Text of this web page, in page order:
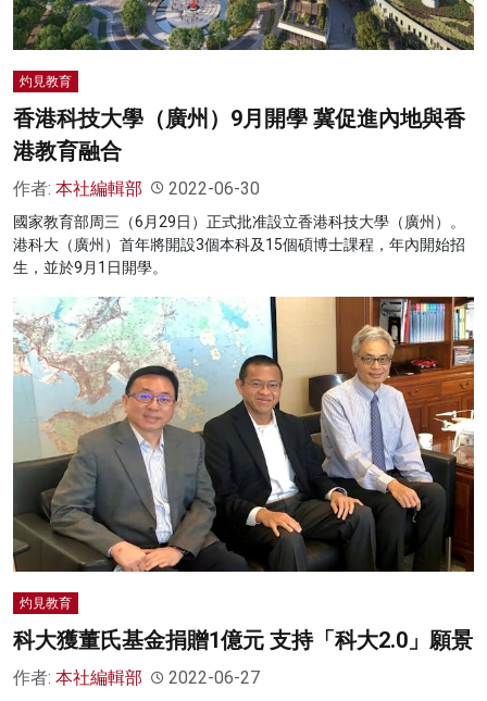
灼見教育
香港科技大學（廣州）9月開學 冀促進內地與香
港教育融合
作者: 本社編輯部 2022-06-30
國家教育部周三（6月29日）正式批准設立香港科技大學（廣州）。
港科大（廣州）首年將開設3個本科及15個碩博士課程，年內開始招
生，並於9月1日開學。
灼見教育
科大獲董氏基金捐贈1億元 支持「科大2.0」願景
作者: 本社編輯部 2022-06-27